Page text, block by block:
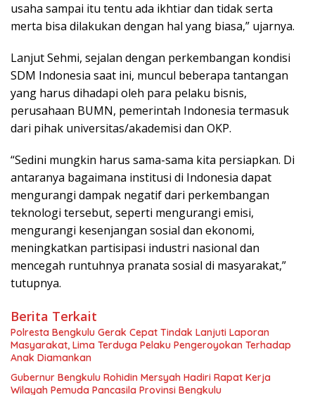
usaha sampai itu tentu ada ikhtiar dan tidak serta
merta bisa dilakukan dengan hal yang biasa,” ujarnya.
Lanjut Sehmi, sejalan dengan perkembangan kondisi
SDM Indonesia saat ini, muncul beberapa tantangan
yang harus dihadapi oleh para pelaku bisnis,
perusahaan BUMN, pemerintah Indonesia termasuk
dari pihak universitas/akademisi dan OKP.
“Sedini mungkin harus sama-sama kita persiapkan. Di
antaranya bagaimana institusi di Indonesia dapat
mengurangi dampak negatif dari perkembangan
teknologi tersebut, seperti mengurangi emisi,
mengurangi kesenjangan sosial dan ekonomi,
meningkatkan partisipasi industri nasional dan
mencegah runtuhnya pranata sosial di masyarakat,”
tutupnya.
Berita Terkait
‎Polresta Bengkulu Gerak Cepat Tindak Lanjuti Laporan
Masyarakat, Lima Terduga Pelaku Pengeroyokan Terhadap
Anak Diamankan
Gubernur Bengkulu Rohidin Mersyah Hadiri Rapat Kerja
Wilayah Pemuda Pancasila Provinsi Bengkulu